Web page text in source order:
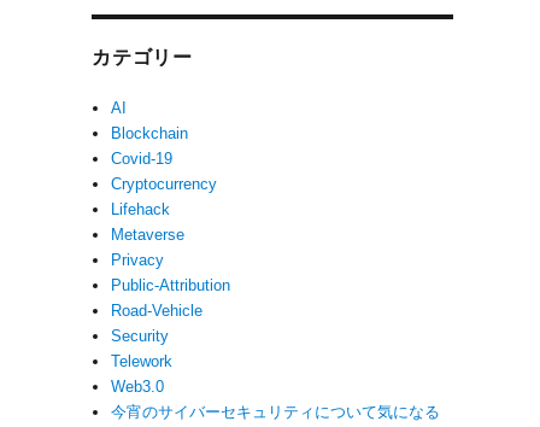
カテゴリー
AI
Blockchain
Covid-19
Cryptocurrency
Lifehack
Metaverse
Privacy
Public-Attribution
Road-Vehicle
Security
Telework
Web3.0
今宵のサイバーセキュリティについて気になる